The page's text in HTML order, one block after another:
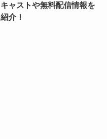
キャストや無料配信情報を
紹介！